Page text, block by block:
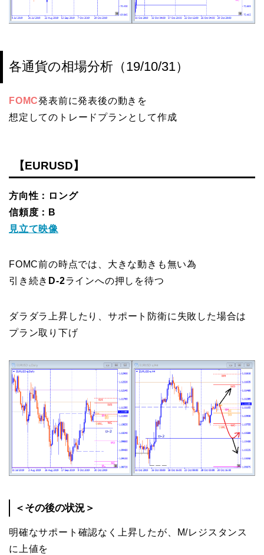
各通貨の相場分析（19/10/31）
FOMC発表前に発表後の動きを
想定してのトレードプランとして作成
【EURUSD】
方向性：ロング
信頼度：B
見立て映像
FOMC前の時点では、大きな動きも無い為
引き続き D-2ラインへの押しを待つ
ダラダラ上昇したり、サポート防衛に失敗した場合は
プラン取り下げ
＜その後の状況＞
明確なサポート確認なく上昇したが、M/レジスタンス
に上値を